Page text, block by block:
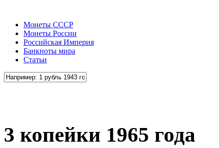
Монеты СССР
Монеты России
Российская Империя
Банкноты мира
Статьи
3 копейки 1965 года